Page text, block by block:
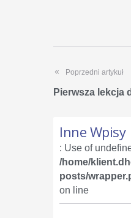
Poprzedni artykuł
Pierwsza lekcja
Inne Wpisy
: Use of
/home/
posts/
on line